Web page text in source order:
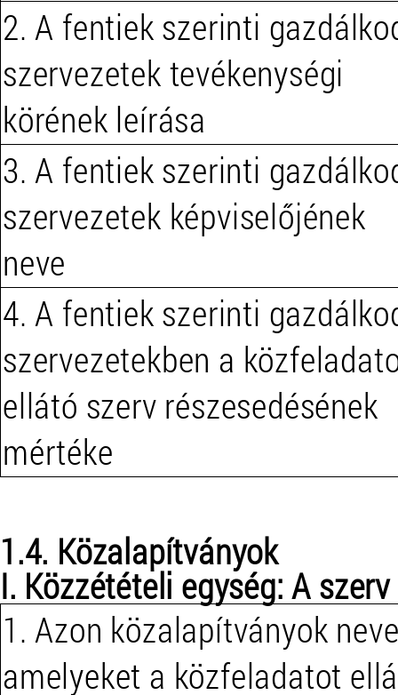
2. A fentiek szerinti
szervezetek tevékenységi
körének leírása
3. A fentiek szerinti
szervezetek képviselőjének
neve
4. A fentiek szerinti
szervezetekben a
ellátó szerv részesedésének
mértéke
1.4. Közalapítványok
I. Közzétételi egység: A
1. Azon közalapítványok
amelyeket a közfeladatot